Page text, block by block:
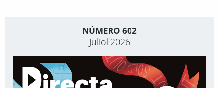
NÚMERO 602
Juliol 2026